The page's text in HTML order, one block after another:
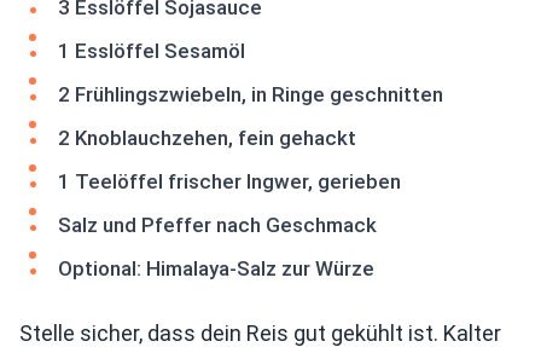
3 Esslöffel Sojasauce
1 Esslöffel Sesamöl
2 Frühlingszwiebeln, in Ringe geschnitten
2 Knoblauchzehen, fein gehackt
1 Teelöffel frischer Ingwer, gerieben
Salz und Pfeffer nach Geschmack
Optional: Himalaya-Salz zur Würze
Stelle sicher, dass dein Reis gut gekühlt ist. Kalter